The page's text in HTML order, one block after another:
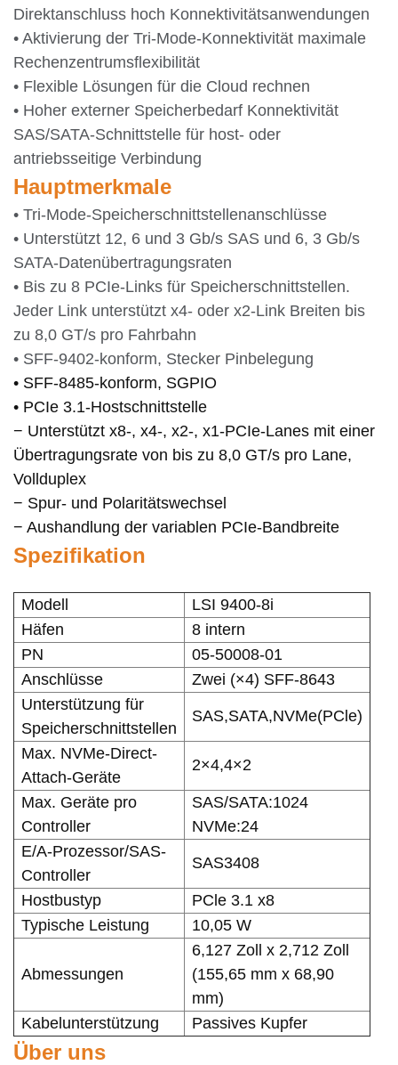
Direktanschluss hoch Konnektivitätsanwendungen
• Aktivierung der Tri-Mode-Konnektivität maximale
Rechenzentrumsflexibilität
• Flexible Lösungen für die Cloud rechnen
• Hoher externer Speicherbedarf Konnektivität
SAS/SATA-Schnittstelle für host- oder
antriebsseitige Verbindung
Hauptmerkmale
• Tri-Mode-Speicherschnittstellenanschlüsse
• Unterstützt 12, 6 und 3 Gb/s SAS und 6, 3 Gb/s
SATA-Datenübertragungsraten
• Bis zu 8 PCIe-Links für Speicherschnittstellen.
Jeder Link unterstützt x4- oder x2-Link Breiten bis
zu 8,0 GT/s pro Fahrbahn
• SFF-9402-konform, Stecker Pinbelegung
• SFF-8485-konform, SGPIO
• PCIe 3.1-Hostschnittstelle
− Unterstützt x8-, x4-, x2-, x1-PCIe-Lanes mit einer
Übertragungsrate von bis zu 8,0 GT/s pro Lane,
Vollduplex
− Spur- und Polaritätswechsel
− Aushandlung der variablen PCIe-Bandbreite
Spezifikation
Modell
LSI 9400-8i
Häfen
8 intern
PN
05-50008-01
Anschlüsse
Zwei (×4) SFF-8643
Unterstützung für
Speicherschnittstellen
SAS,SATA,NVMe(PCle)
Max. NVMe-Direct-
Attach-Geräte
2×4,4×2
Max. Geräte pro
Controller
SAS/SATA:1024
NVMe:24
E/A-Prozessor/SAS-
Controller
SAS3408
Hostbustyp
PCle 3.1 x8
Typische Leistung
10,05 W
Abmessungen
6,127 Zoll x 2,712 Zoll
(155,65 mm x 68,90
mm)
Kabelunterstützung
Passives Kupfer
Über uns